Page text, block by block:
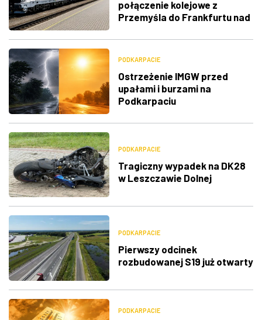
połączenie kolejowe z
Przemyśla do Frankfurtu nad
PODKARPACIE
Ostrzeżenie IMGW przed
upałami i burzami na
Podkarpaciu
PODKARPACIE
Tragiczny wypadek na DK28
w Leszczawie Dolnej
PODKARPACIE
Pierwszy odcinek
rozbudowanej S19 już otwarty
PODKARPACIE